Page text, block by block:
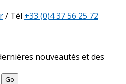
/ Tél +33 (0)4 37 56 25 72
nouveautés et des
Go